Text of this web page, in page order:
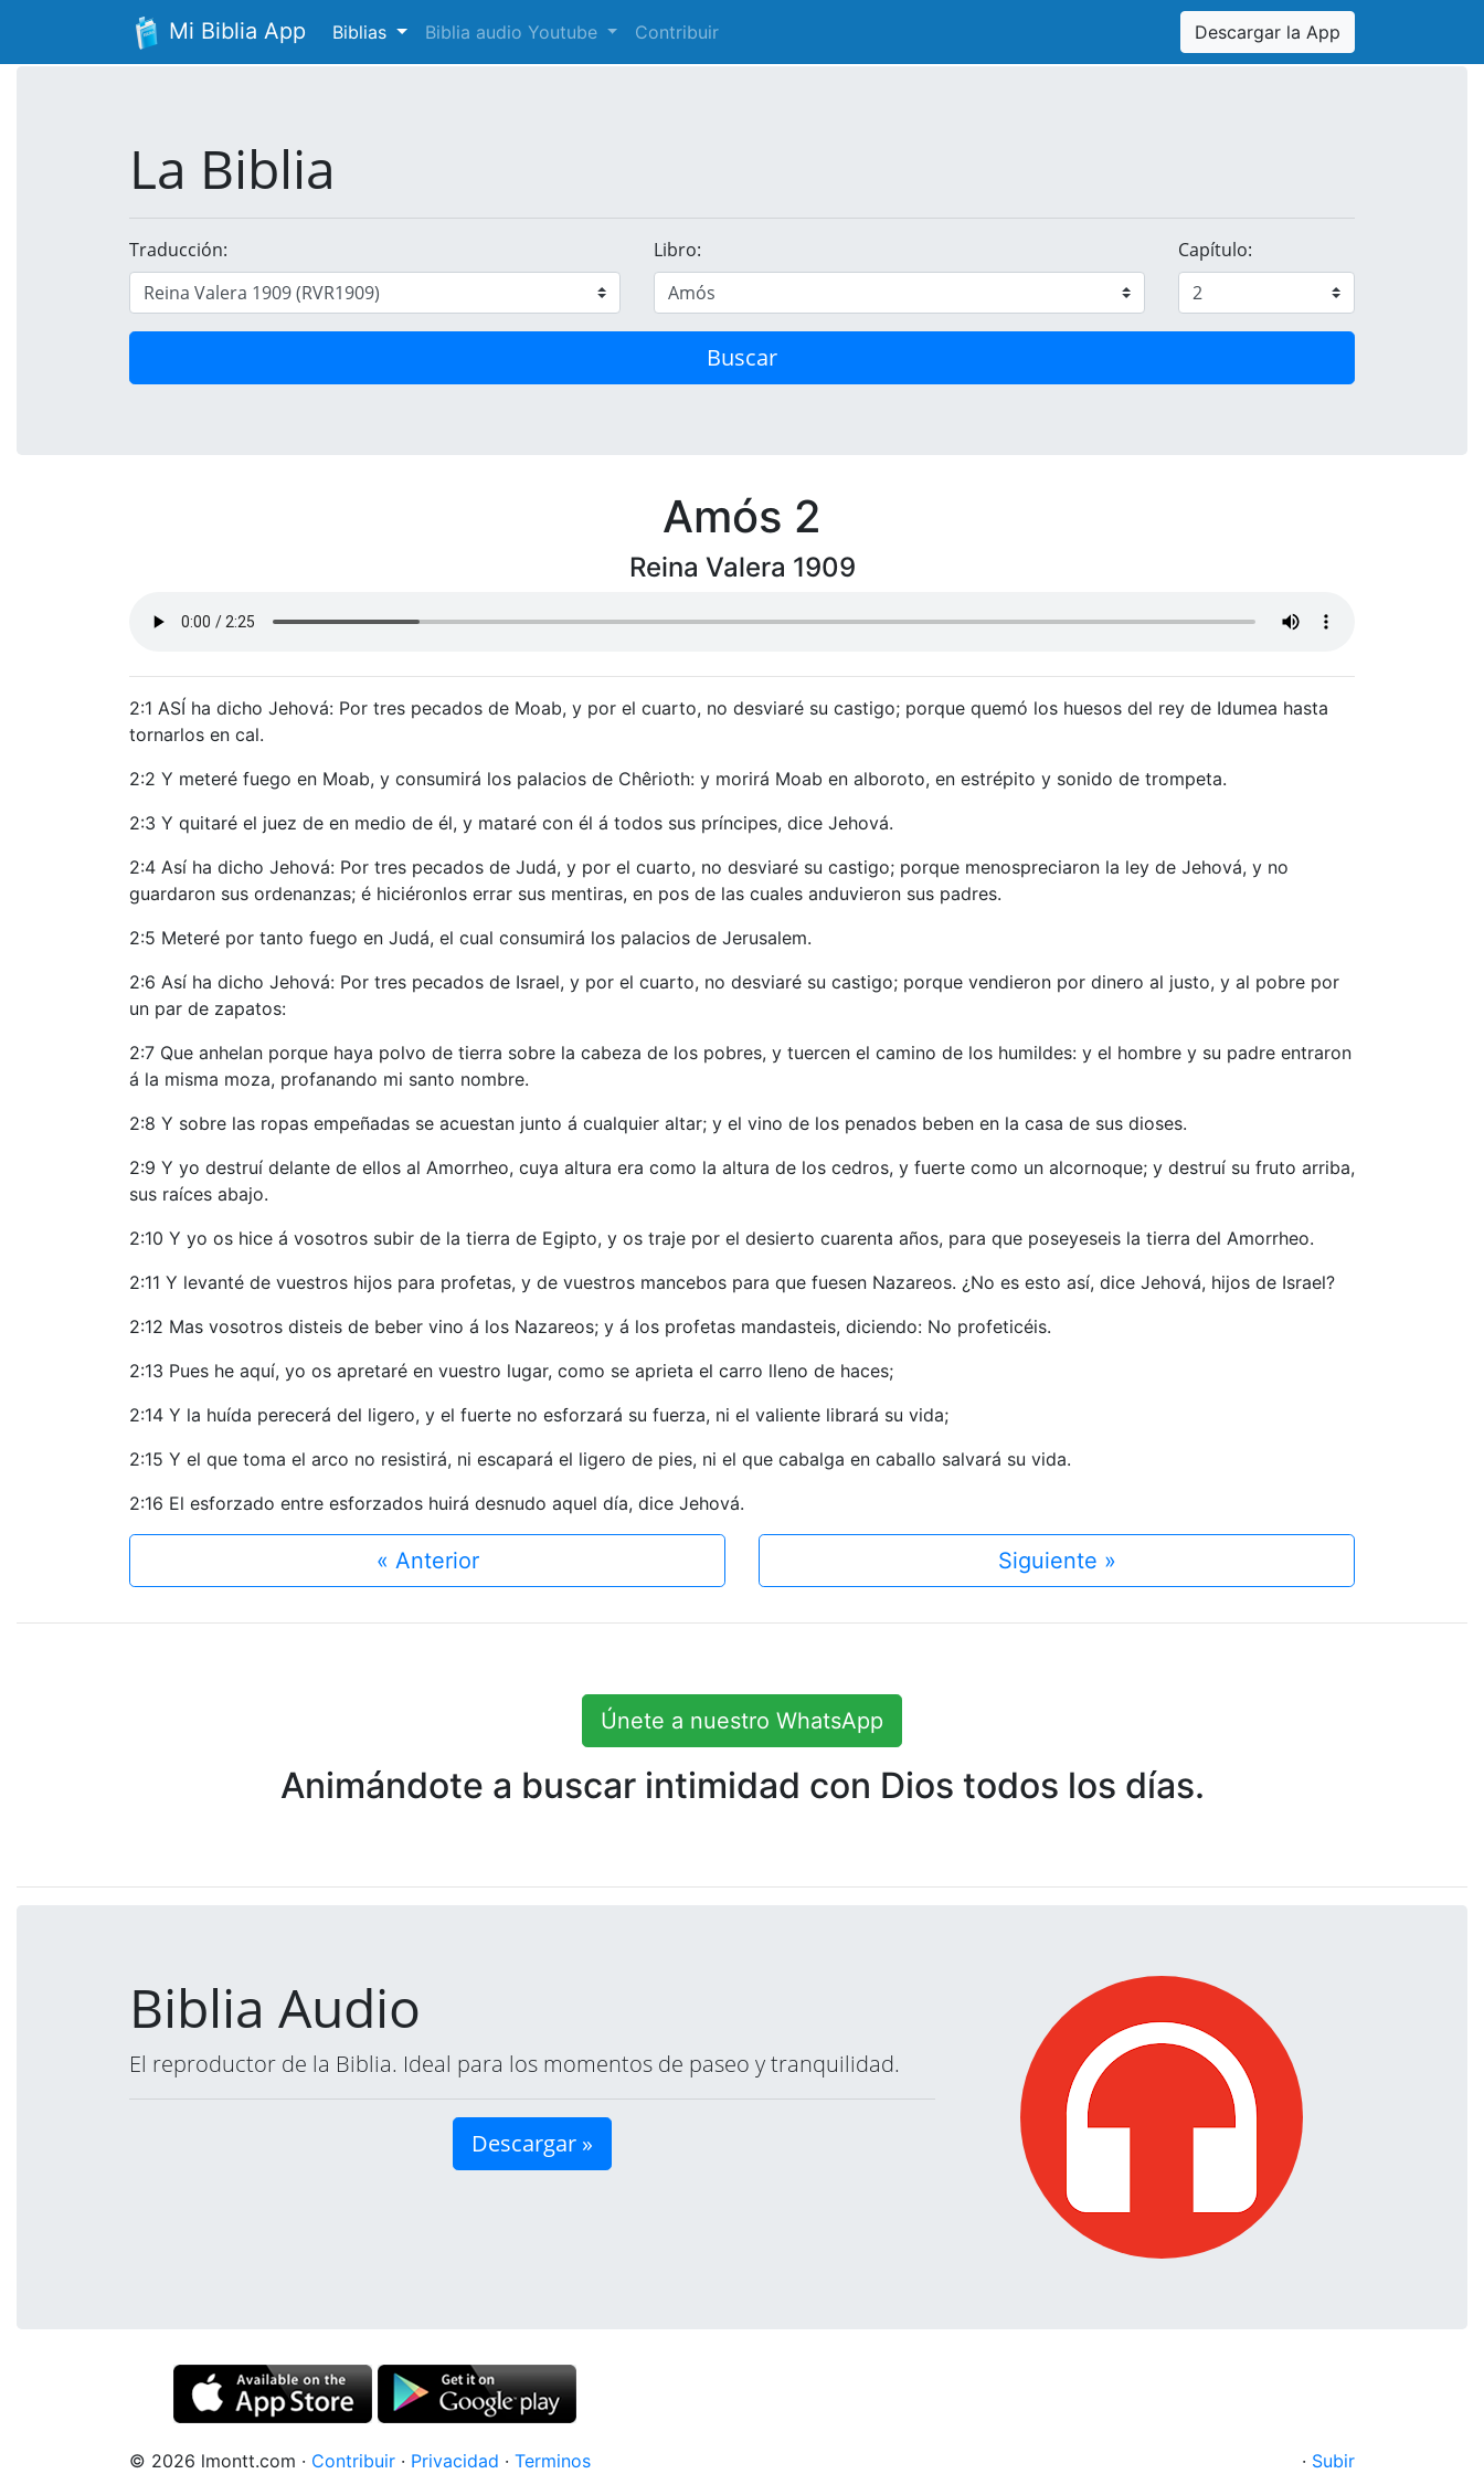
Mi Biblia App Biblias Biblia audio Youtube Contribuir Descargar la App
La Biblia
Traducción: Libro: Capítulo:
Buscar
Amós 2
Reina Valera 1909
2:1 ASÍ ha dicho Jehová: Por tres pecados de Moab, y por el cuarto, no desviaré su castigo; porque quemó los huesos del rey de Idumea hasta
tornarlos en cal.
2:2 Y meteré fuego en Moab, y consumirá los palacios de Chêrioth: y morirá Moab en alboroto, en estrépito y sonido de trompeta.
2:3 Y quitaré el juez de en medio de él, y mataré con él á todos sus príncipes, dice Jehová.
2:4 Así ha dicho Jehová: Por tres pecados de Judá, y por el cuarto, no desviaré su castigo; porque menospreciaron la ley de Jehová, y no
guardaron sus ordenanzas; é hiciéronlos errar sus mentiras, en pos de las cuales anduvieron sus padres.
2:5 Meteré por tanto fuego en Judá, el cual consumirá los palacios de Jerusalem.
2:6 Así ha dicho Jehová: Por tres pecados de Israel, y por el cuarto, no desviaré su castigo; porque vendieron por dinero al justo, y al pobre por
un par de zapatos:
2:7 Que anhelan porque haya polvo de tierra sobre la cabeza de los pobres, y tuercen el camino de los humildes: y el hombre y su padre entraron
á la misma moza, profanando mi santo nombre.
2:8 Y sobre las ropas empeñadas se acuestan junto á cualquier altar; y el vino de los penados beben en la casa de sus dioses.
2:9 Y yo destruí delante de ellos al Amorrheo, cuya altura era como la altura de los cedros, y fuerte como un alcornoque; y destruí su fruto arriba,
sus raíces abajo.
2:10 Y yo os hice á vosotros subir de la tierra de Egipto, y os traje por el desierto cuarenta años, para que poseyeseis la tierra del Amorrheo.
2:11 Y levanté de vuestros hijos para profetas, y de vuestros mancebos para que fuesen Nazareos. ¿No es esto así, dice Jehová, hijos de Israel?
2:12 Mas vosotros disteis de beber vino á los Nazareos; y á los profetas mandasteis, diciendo: No profeticéis.
2:13 Pues he aquí, yo os apretaré en vuestro lugar, como se aprieta el carro lleno de haces;
2:14 Y la huída perecerá del ligero, y el fuerte no esforzará su fuerza, ni el valiente librará su vida;
2:15 Y el que toma el arco no resistirá, ni escapará el ligero de pies, ni el que cabalga en caballo salvará su vida.
2:16 El esforzado entre esforzados huirá desnudo aquel día, dice Jehová.
« Anterior Siguiente »
Únete a nuestro WhatsApp
Animándote a buscar intimidad con Dios todos los días.
Biblia Audio
El reproductor de la Biblia. Ideal para los momentos de paseo y tranquilidad.
Descargar »
· Subir
© 2026 lmontt.com · Contribuir · Privacidad · Terminos